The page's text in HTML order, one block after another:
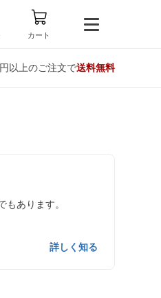
カート
以上のご注文で送料無料
あります。
詳しく知る